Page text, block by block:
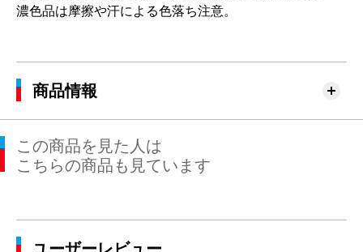
濃色品は摩擦や汗による色落ち注意。
商品情報
この商品を見た人は
こちらの商品も見ています